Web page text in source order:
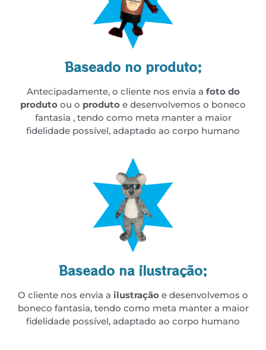
Baseado no produto;
Antecipadamente, o cliente nos envia a foto do
produto ou o produto e desenvolvemos o boneco
fantasia , tendo como meta manter a maior
fidelidade possível, adaptado ao corpo humano
Baseado na ilustração;
O cliente nos envia a ilustração e desenvolvemos o
boneco fantasia, tendo como meta manter a maior
fidelidade possível, adaptado ao corpo humano